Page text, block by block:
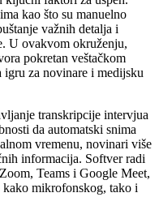
kao što su manuelno
važnih detalja i
U ovakvom okruženju,
pokretan veštačkom
za novinare i medijsku
transkripcije intervjua
da automatski snima
vremenu, novinari više
informacija. Softver radi
Teams i Google Meet,
kako mikrofonskog, tako i